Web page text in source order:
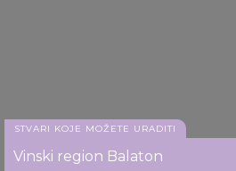
STVARI KOJE MOŽETE URADITI
Vinski region Balaton